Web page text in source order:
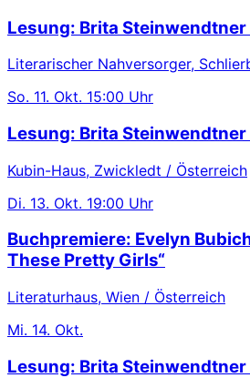
Lesung: Brita Steinwendtner
Literarischer Nahversorger,
So. 11. Okt. 15:00 Uhr
Lesung: Brita Steinwendtner
Kubin-Haus, Zwickledt / Österreich
Di. 13. Okt. 19:00 Uhr
Buchpremiere: Evelyn
These Pretty Girls“
Literaturhaus, Wien / Österreich
Mi. 14. Okt.
Lesung: Brita Steinwendtner